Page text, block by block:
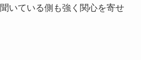
いている側も強く関心を寄せ